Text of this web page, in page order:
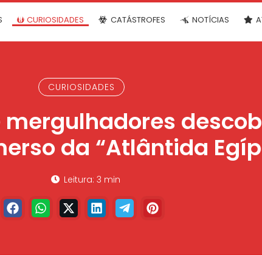
CURIOSIDADES CATÁSTROFES NOTÍCIAS
CURIOSIDADES
da “Atlântida
Leitura: 3 min